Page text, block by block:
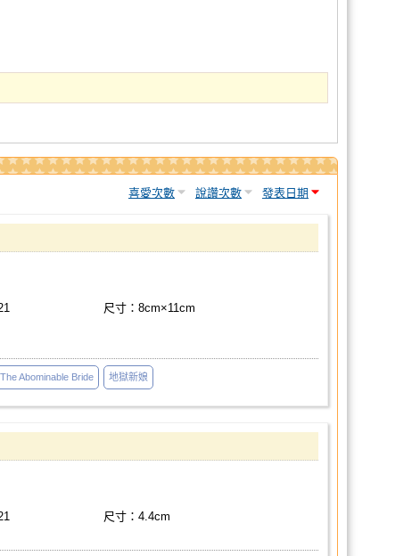
喜愛次數 說讚次數 發表日期
尺寸：8cm×11cm
The Abominable Bride 地獄新娘
尺寸：4.4cm